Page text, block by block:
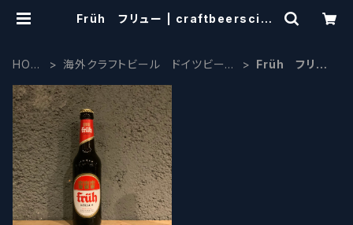
Früh フリュー | craftbeersciss
HOM
海外クラフトビール ドイツビール
Früh フリュ